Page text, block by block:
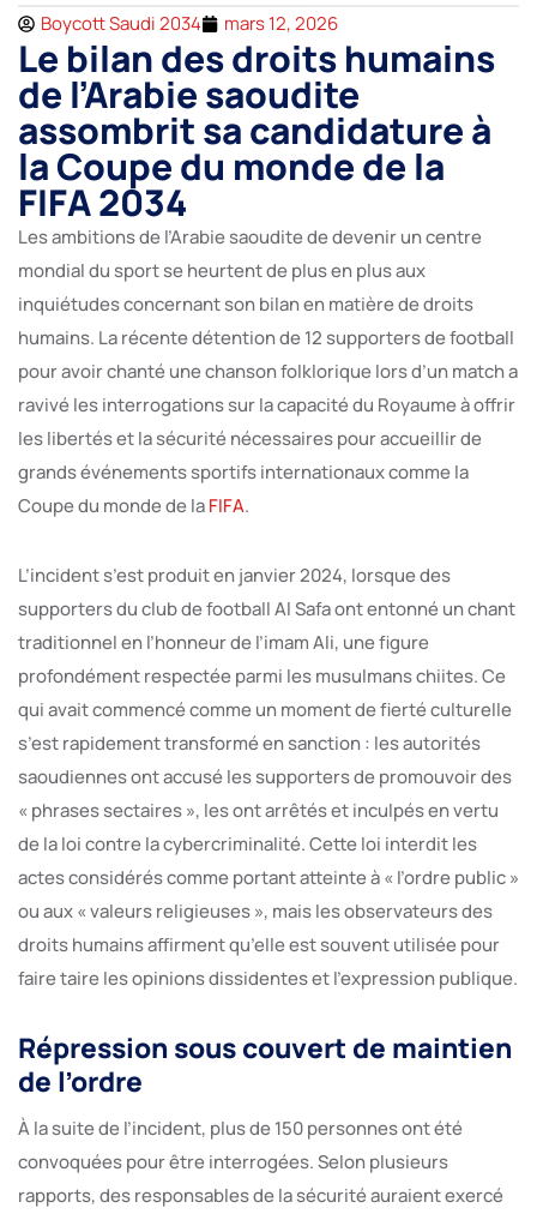
Boycott Saudi 2034 mars 12, 2026
Le bilan des droits humains
de l’Arabie saoudite
assombrit sa candidature à
la Coupe du monde de la
FIFA 2034
Les ambitions de l’Arabie saoudite de devenir un centre
mondial du sport se heurtent de plus en plus aux
inquiétudes concernant son bilan en matière de droits
humains. La récente détention de 12 supporters de football
pour avoir chanté une chanson folklorique lors d’un match a
ravivé les interrogations sur la capacité du Royaume à offrir
les libertés et la sécurité nécessaires pour accueillir de
grands événements sportifs internationaux comme la
Coupe du monde de laFIFA.
L’incident s’est produit en janvier 2024, lorsque des
supporters du club de football Al Safa ont entonné un chant
traditionnel en l’honneur de l’imam Ali, une figure
profondément respectée parmi les musulmans chiites. Ce
qui avait commencé comme un moment de fierté culturelle
s’est rapidement transformé en sanction : les autorités
saoudiennes ont accusé les supporters de promouvoir des
« phrases sectaires », les ont arrêtés et inculpés en vertu
de la loi contre la cybercriminalité. Cette loi interdit les
actes considérés comme portant atteinte à « l’ordre public »
ou aux « valeurs religieuses », mais les observateurs des
droits humains affirment qu’elle est souvent utilisée pour
faire taire les opinions dissidentes et l’expression publique.
Répression sous couvert de maintien
de l’ordre
À la suite de l’incident, plus de 150 personnes ont été
convoquées pour être interrogées. Selon plusieurs
rapports, des responsables de la sécurité auraient exercé